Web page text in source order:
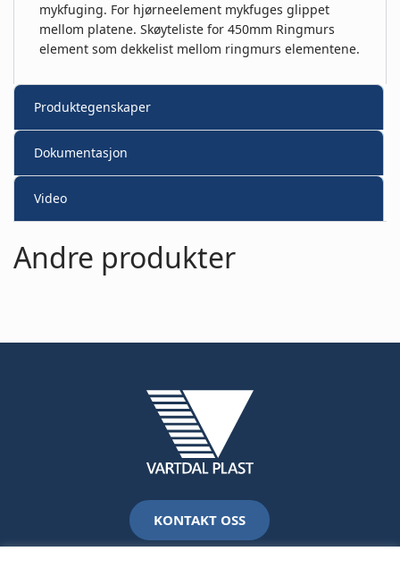
mykfuging. For hjørneelement mykfuges glippet
mellom platene. Skøyteliste for 450mm Ringmurs
element som dekkelist mellom ringmurs elementene.
Produktegenskaper
Dokumentasjon
Video
Andre produkter
KONTAKT OSS